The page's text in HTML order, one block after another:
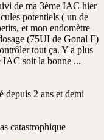
de ma 3ème IAC hier
potentiels ( un de
et mon endomètre
(75UI de Gonal F)
tout ça. Y a plus
IAC soit la bonne ...
depuis 2 ans et demi
catastrophique